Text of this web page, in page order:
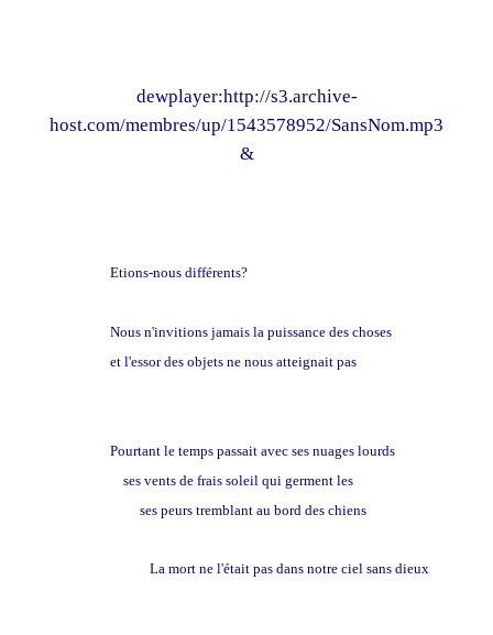
dewplayer:http://s3.archive-
host.com/membres/up/1543578952/SansNom.mp3
&
Etions-nous différents?
Nous n'invitions jamais la puissance des choses
et l'essor des objets ne nous atteignait pas
Pourtant le temps passait avec ses nuages lourds
ses vents de frais soleil qui germent les
ses peurs tremblant au bord des chiens
La mort ne l'était pas dans notre ciel sans dieux